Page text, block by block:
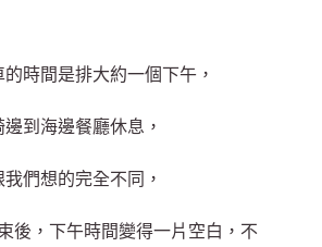
時間是排大約一個下午，
到海邊餐廳休息，
們想的完全不同，
後，下午時間變得一片空白，不